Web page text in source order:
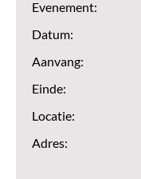
Evenement:
Datum:
Aanvang:
Einde:
Locatie:
Adres: